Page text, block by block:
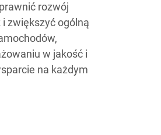
rozwój
zwiększyć ogólną
w jakość i
na każdym